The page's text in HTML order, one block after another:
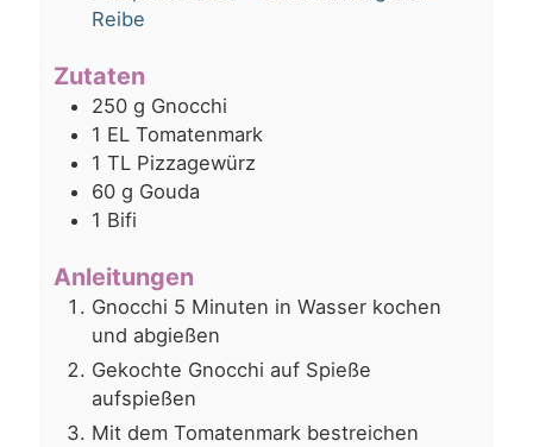
Reibe
Zutaten
250 g Gnocchi
1 EL Tomatenmark
1 TL Pizzagewürz
60 g Gouda
1 Bifi
Anleitungen
Gnocchi 5 Minuten in Wasser kochen
und abgießen
Gekochte Gnocchi auf Spieße
aufspießen
Mit dem Tomatenmark bestreichen